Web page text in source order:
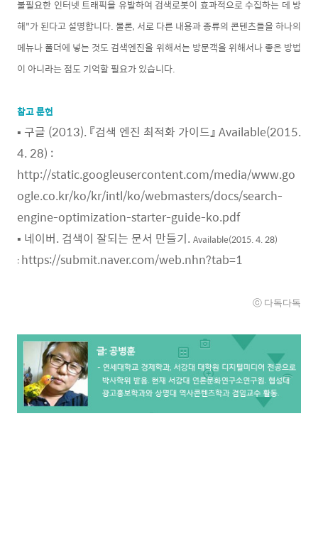
불필요한 인터넷 트래픽을 유발하여 검색로봇이 효과적으로 수집하는 데 방
해"가 된다고 설명합니다. 물론, 서로 다른 내용과 종류의 콘텐츠들을 하나의
메뉴나 폴더에 넣는 것도 검색엔진을 위해서는 방문객을 위해서나 좋은 방법
이 아니라는 점도 기억할 필요가 있습니다.
참고 문헌
▪ 구글 (2013). 『검색 엔진 최적화 가이드』 Available(2015.
4. 28) :
http://static.googleusercontent.com/media/www.go
ogle.co.kr/ko/kr/intl/ko/webmasters/docs/search-
engine-optimization-starter-guide-ko.pdf
▪ 네이버. 검색이 잘되는 문서 만들기. Available(2015. 4. 28)
: https://submit.naver.com/web.nhn?tab=1
ⓒ 다독다독